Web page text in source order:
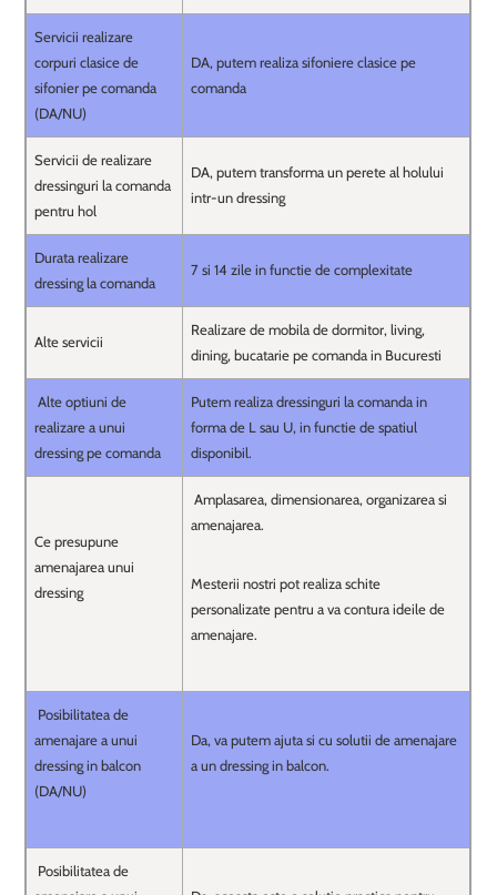
Servicii realizare
corpuri clasice de
sifonier pe comanda
(DA/NU)
DA, putem realiza sifoniere clasice pe
comanda
Servicii de realizare
dressinguri la comanda
pentru hol
DA, putem transforma un perete al holului
intr-un dressing
Durata realizare
dressing la comanda
7 si 14 zile in functie de complexitate
Alte servicii
Realizare de mobila de dormitor, living,
dining, bucatarie pe comanda in Bucuresti
Alte optiuni de
realizare a unui
dressing pe comanda
Putem realiza dressinguri la comanda in
forma de L sau U, in functie de spatiul
disponibil.
Ce presupune
amenajarea unui
dressing
Amplasarea, dimensionarea, organizarea si
amenajarea.
Mesterii nostri pot realiza schite
personalizate pentru a va contura ideile de
amenajare.
Posibilitatea de
amenajare a unui
dressing in balcon
(DA/NU)
Da, va putem ajuta si cu solutii de amenajare
a un dressing in balcon.
Posibilitatea de